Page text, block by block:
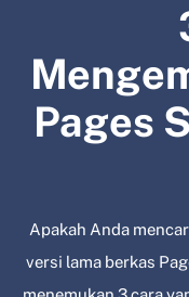
Pages
Apakah Anda
versi lama berkas